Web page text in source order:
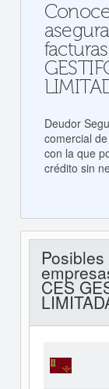
Deudor
comercial
con la que
crédito sin
CES